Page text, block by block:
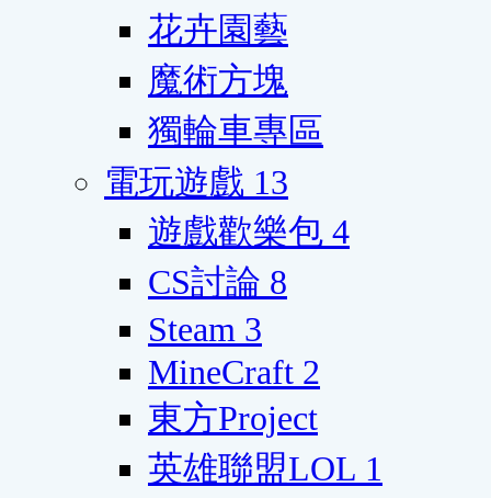
花卉園藝
魔術方塊
獨輪車專區
電玩遊戲 13
遊戲歡樂包 4
CS討論 8
Steam 3
MineCraft 2
東方Project
英雄聯盟LOL 1